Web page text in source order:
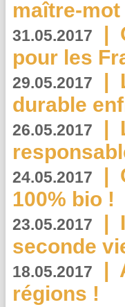
maître-mot
31.05.2017 |
pour les
29.05.2017 |
durable
26.05.2017 |
24.05.2017 |
100% bio !
23.05.2017 |
seconde
18.05.2017 |
régions !